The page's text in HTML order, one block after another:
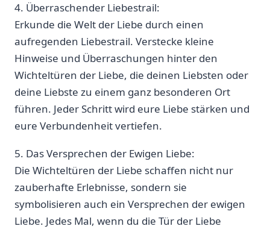
4. ⁤Überraschender Liebestrail:
Erkunde die Welt der Liebe durch einen​
aufregenden Liebestrail. Verstecke kleine
Hinweise und Überraschungen hinter den
⁣Wichteltüren der Liebe, die deinen Liebsten‌ oder
deine Liebste zu einem ganz besonderen Ort
führen. Jeder Schritt wird eure Liebe stärken und
eure Verbundenheit vertiefen.
5. Das Versprechen der Ewigen Liebe:
Die Wichteltüren der Liebe schaffen nicht nur
zauberhafte Erlebnisse, sondern sie
⁣symbolisieren auch ein Versprechen der ewigen
Liebe. Jedes Mal, wenn du die Tür der Liebe